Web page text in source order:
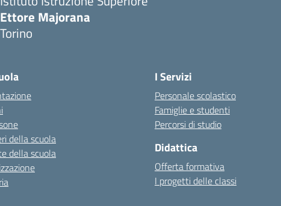
Ettore Majorana
Torino
della scuola
della scuola
I Servizi
Personale scolastico
Famiglie e studenti
Percorsi di studio
Didattica
Offerta formativa
I progetti delle classi